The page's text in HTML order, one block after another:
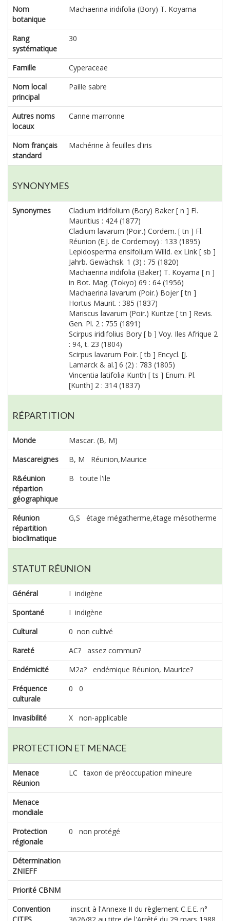
Nom
botanique
Machaerina iridifolia (Bory) T. Koyama
Rang
systématique
30
Famille
Cyperaceae
Nom local
principal
Paille sabre
Autres noms
locaux
Canne marronne
Nom français
standard
Machérine à feuilles d'iris
SYNONYMES
Synonymes
Cladium iridifolium (Bory) Baker [ n ] Fl.
Mauritius : 424 (1877)
Cladium lavarum (Poir.) Cordem. [ tn ] Fl.
Réunion (E.J. de Cordemoy) : 133 (1895)
Lepidosperma ensifolium Willd. ex Link [ sb ]
Jahrb. Gewächsk. 1 (3) : 75 (1820)
Machaerina iridifolia (Baker) T. Koyama [ n ]
in Bot. Mag. (Tokyo) 69 : 64 (1956)
Machaerina lavarum (Poir.) Bojer [ tn ]
Hortus Maurit. : 385 (1837)
Mariscus lavarum (Poir.) Kuntze [ tn ] Revis.
Gen. Pl. 2 : 755 (1891)
Scirpus iridifolius Bory [ b ] Voy. Iles Afrique 2
: 94, t. 23 (1804)
Scirpus lavarum Poir. [ tb ] Encycl. [J.
Lamarck & al.] 6 (2) : 783 (1805)
Vincentia latifolia Kunth [ ts ] Enum. Pl.
[Kunth] 2 : 314 (1837)
RÉPARTITION
Monde
Mascar. (B, M)
Mascareignes
B, M Réunion,Maurice
R&éunion
répartion
géographique
B toute l'ile
Réunion
répartition
bioclimatique
G,S étage mégatherme,étage mésotherme
STATUT RÉUNION
Général
I indigène
Spontané
I indigène
Cultural
0 non cultivé
Rareté
AC? assez commun?
Endémicité
M2a? endémique Réunion, Maurice?
Fréquence
culturale
0 0
Invasibilité X non-applicable
PROTECTION ET MENACE
Menace
Réunion
LC taxon de préoccupation mineure
Menace
mondiale
Protection
régionale
0 non protégé
Détermination
ZNIEFF
Priorité CBNM
Convention
inscrit à l'Annexe II du règlement C.E.E. n°